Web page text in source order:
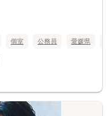
個室 公務員 愛媛県